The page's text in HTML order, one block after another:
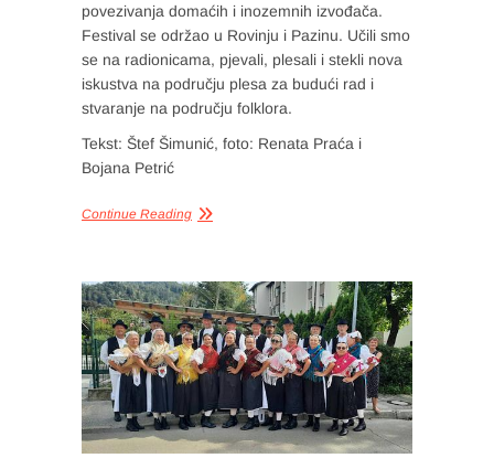
povezivanja domaćih i inozemnih izvođača.
Festival se održao u Rovinju i Pazinu. Učili smo
se na radionicama, pjevali, plesali i stekli nova
iskustva na području plesa za budući rad i
stvaranje na području folklora.
Tekst: Štef Šimunić, foto: Renata Praća i
Bojana Petrić
Continue Reading